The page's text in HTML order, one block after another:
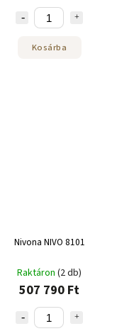
Kosárba
Nivona NIVO 8101
Raktáron (2 db)
507 790 Ft